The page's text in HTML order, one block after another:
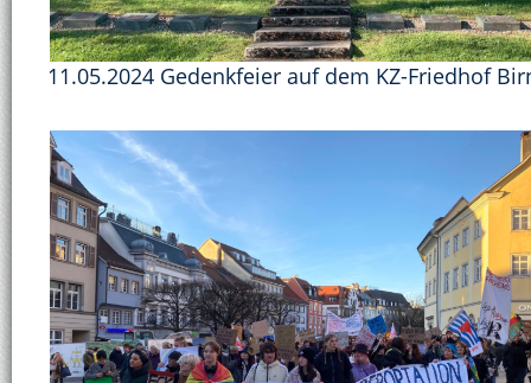
11.05.2024 Gedenkfeier auf dem KZ-Friedhof